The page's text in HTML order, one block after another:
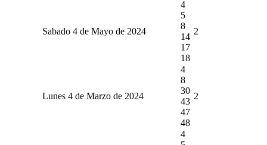
Sabado 4 de Mayo de 2024
4
5
8
14
17
18
2
Lunes 4 de Marzo de 2024
4
8
30
43
47
48
2
4